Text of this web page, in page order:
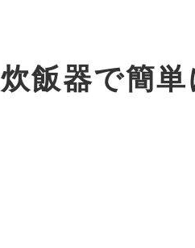
炊飯器で簡